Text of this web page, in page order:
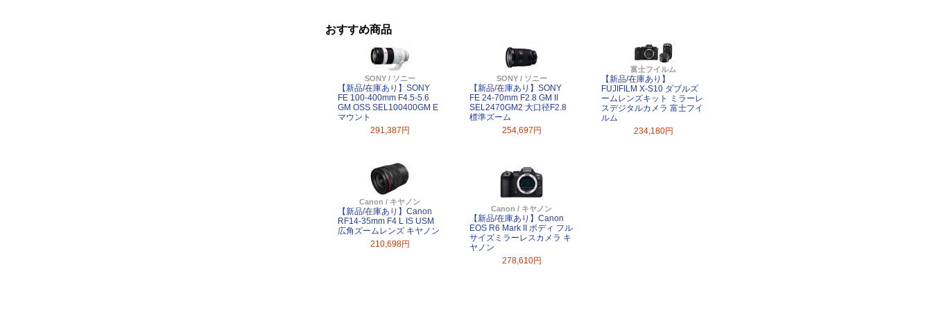
おすすめ商品
SONY / ソニー
【新品/在庫あり】SONY
FE 100-400mm F4.5-5.6
GM OSS SEL100400GM E
マウント
291,387円
SONY / ソニー
【新品/在庫あり】SONY
FE 24-70mm F2.8 GM II
SEL2470GM2 大口径F2.8
標準ズーム
254,697円
富士フイルム
【新品/在庫あり】
FUJIFILM X-S10 ダブルズ
ームレンズキット ミラーレ
スデジタルカメラ 富士フイ
ルム
234,180円
Canon / キヤノン
【新品/在庫あり】Canon
RF14-35mm F4 L IS USM
広角ズームレンズ キヤノン
210,698円
Canon / キヤノン
【新品/在庫あり】Canon
EOS R6 Mark II ボディ フル
サイズミラーレスカメラ キ
ヤノン
278,610円